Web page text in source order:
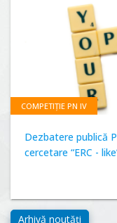
COMPETIȚIE PN IV
Dezbatere publică
cercetare “ERC -